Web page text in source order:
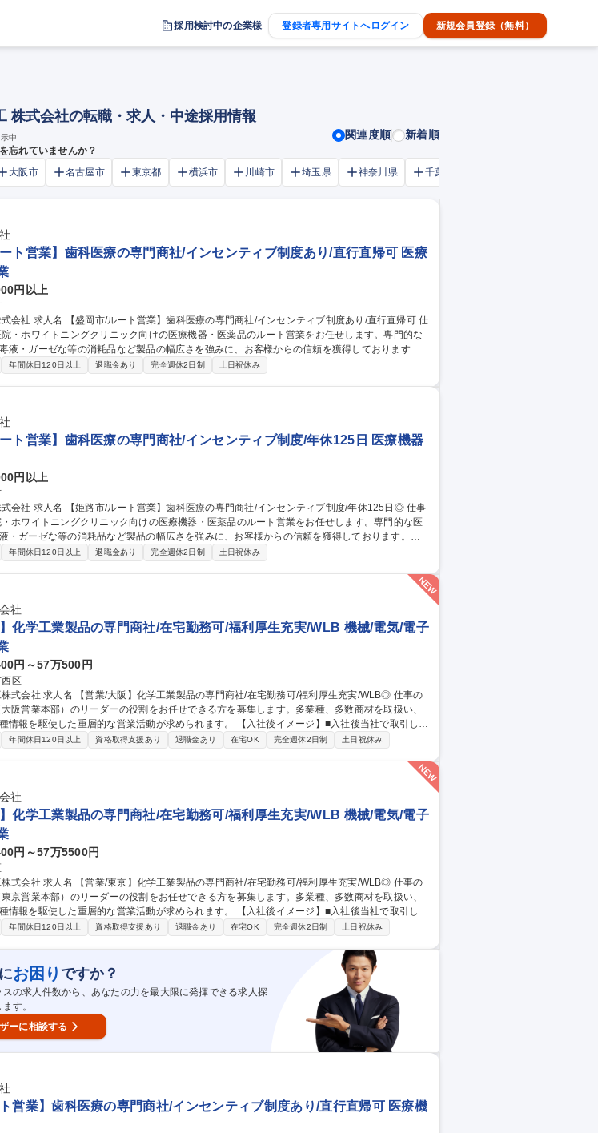
採用検討中の企業様 登録者専用サイトへログイン 新規会員登録（無料）
株式会社の転職・求人・中途採用情報
中 関連度順 新着順
忘れていませんか？
大阪市 名古屋市 東京都 横浜市 川崎市 埼玉県 神奈川県 千葉市
ート営業】歯科医療の専門商社/インセンティブ制度あり/直行直帰可 医療
円以上
ティブ制度あり/直行直帰可 仕
・ホワイトニングクリニック向けの医療機器・医薬品のルート営業をお任せします。専門的な
液・ガーゼな等の消耗品など製品の幅広さを強みに、お客様からの信頼を獲得しております。
岩手県を中心とした東北エリアを担当。直行直帰可で、1人1台iPad支給があるので受発注作業も
おり、初めて取り扱う商材でもスムーズに販売することが可能な仕組みです。 募集職種 【盛
歯科医療の専門商社/インセンティブ制度あり/直行直帰可
年間休日120日以上 退職金あり 完全週休2日制 土日祝休み
ート営業】歯科医療の専門商社/インセンティブ制度/年休125日 医療機器
円以上
ンティブ制度/年休125日◎ 仕事
ホワイトニングクリニック向けの医療機器・医薬品のルート営業をお任せします。専門的な医
・ガーゼな等の消耗品など製品の幅広さを強みに、お客様からの信頼を獲得しております。
兵庫県を中心とした近畿エリアを担当。 直行直帰可で、1人1台iPad支給があるので受発注作業も
ーカー主催の勉強会もございます。 【安心ポイント】製品データベースに各商材のメリットや提
おり、初めて取り扱う商材でもスムーズに販売することが可能な仕組みです。 募集職種 【姫
歯科医療の専門商社/インセンティブ制度/年休125日◎
年間休日120日以上 退職金あり 完全週休2日制 土日祝休み
社
】化学工業製品の専門商社/在宅勤務可/福利厚生充実/WLB 機械/電気/電子
円～57万500円
区
/在宅勤務可/福利厚生充実/WLB◎ 仕事の
阪営業本部）のリーダーの役割をお任せできる方を募集します。多業種、多数商材を取扱い、
した重層的な営業活動が求められます。 【入社後イメージ】■入社後当社で取引して
習得して頂いた後に、基礎化学品・石油化学を中心とした既存顧客に、化学品・工業薬品の法
【商品】■半導体に不可欠な原料を提供しているなど、時代のニーズに沿った製品を扱っていま
【営業/大阪】化学工業製品の専門商社/在宅勤務可/福利厚生充実/WLB◎
年間休日120日以上 資格取得支援あり 退職金あり 在宅OK 完全週休2日制 土日祝休み
社
】化学工業製品の専門商社/在宅勤務可/福利厚生充実/WLB 機械/電気/電子
円～57万5500円
/在宅勤務可/福利厚生充実/WLB◎ 仕事の
京営業本部）のリーダーの役割をお任せできる方を募集します。多業種、多数商材を取扱い、
した重層的な営業活動が求められます。 【入社後イメージ】■入社後当社で取引して
習得して頂いた後に、基礎化学品・石油化学を中心とした既存顧客に、化学品・工業薬品の法
【商品】■半導体に不可欠な原料を提供しているなど、時代のニーズに沿った製品を扱っていま
種 【営業/東京】化学工業製品の専門商社/在宅勤務可/福利厚生充実/WLB◎
年間休日120日以上 資格取得支援あり 退職金あり 在宅OK 完全週休2日制 土日祝休み
にお困り ですか？
の求人件数から、あなたの力を最大限に発揮できる求人探
す。
ーに相談する
ト営業】歯科医療の専門商社/インセンティブ制度あり/直行直帰可 医療機